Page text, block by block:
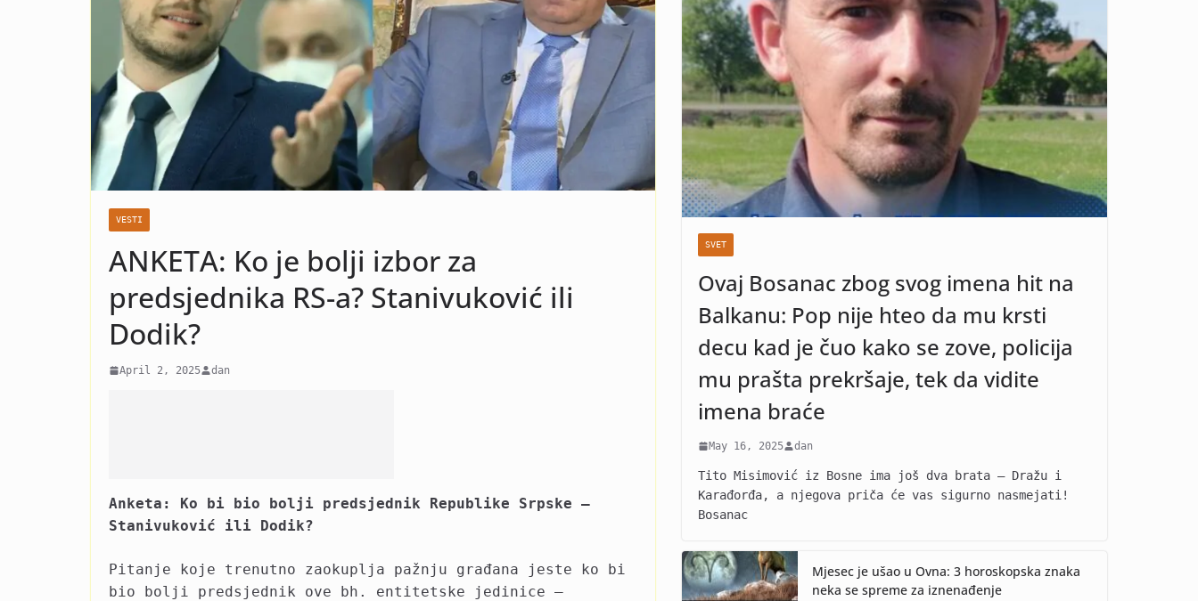
Jovanovića! Kad vidite o kome
se radi neće vam bit dobro!
VESTI
ANKETA: Ko je bolji izbor za
predsjednika RS-a? Stanivuković ili
Dodik?
April 2, 2025 dan
Anketa: Ko bi bio bolji predsjednik Republike Srpske –
Stanivuković ili Dodik?
Pitanje koje trenutno zaokuplja pažnju građana jeste ko bi
bio bolji predsjednik ove bh. entitetske jedinice –
SVET
Ovaj Bosanac zbog svog imena hit na
Balkanu: Pop nije hteo da mu krsti
decu kad je čuo kako se zove, policija
mu prašta prekršaje, tek da vidite
imena braće
May 16, 2025 dan
Tito Misimović iz Bosne ima još dva brata – Dražu i
Karađorđa, a njegova priča će vas sigurno nasmejati!
Bosanac
Mjesec je ušao u Ovna: 3 horoskopska znaka
neka se spreme za iznenađenje